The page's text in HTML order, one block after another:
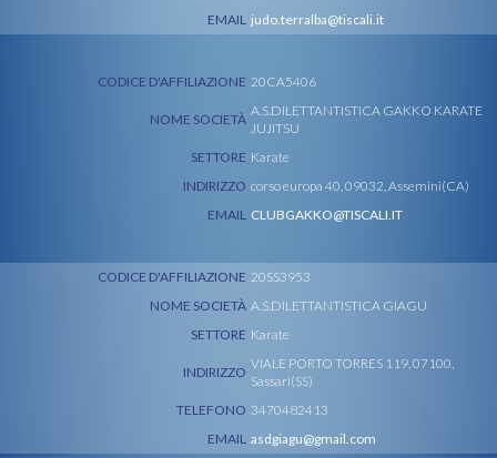
EMAIL judo.terralba@tiscali.it
CODICE D'AFFILIAZIONE 20CA5406
NOME SOCIETÀ
A.S.DILETTANTISTICA GAKKO KARATE
JUJITSU
SETTORE Karate
INDIRIZZO corso europa 40, 09032, Assemini(CA)
EMAIL CLUBGAKKO@TISCALI.IT
CODICE D'AFFILIAZIONE 20SS3953
NOME SOCIETÀ A.S.DILETTANTISTICA GIAGU
SETTORE Karate
INDIRIZZO
VIALE PORTO TORRES 119, 07100,
Sassari(SS)
TELEFONO 3470482413
EMAIL asdgiagu@gmail.com